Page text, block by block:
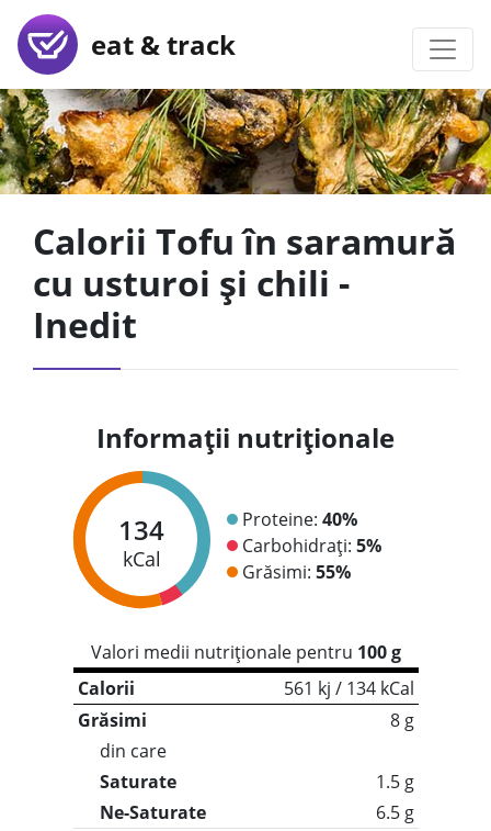
eat & track
Calorii Tofu în saramură
cu usturoi și chili -
Inedit
Informații nutriționale
134
kCal
Proteine: 40%
Carbohidrați: 5%
Grăsimi: 55%
Valori medii nutriționale pentru 100 g
Calorii
561 kj / 134 kCal
Grăsimi
8 g
din care
Saturate
1.5 g
Ne-Saturate
6.5 g